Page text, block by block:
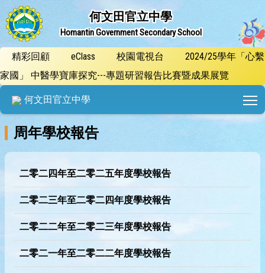
何文田官立中學
Homantin Government Secondary School
精彩回顧 eClass 校園電視台
2024/25學年「心繫
家國」 中醫學寶庫探究---專題研習報告比賽暨成果展覽
何文田官立中學
周年學校報告
二零二四年至二零二五年度學校報告
二零二三年至二零二四年度學校報告
二零二二年至二零二三年度學校報告
二零二一年至二零二二年度學校報告